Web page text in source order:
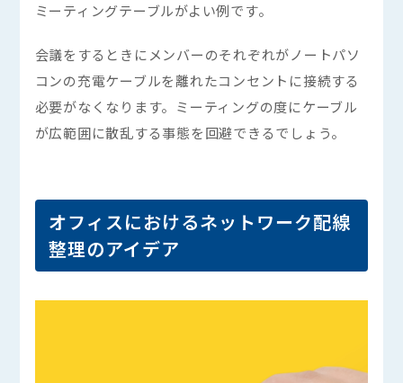
ミーティングテーブルがよい例です。
会議をするときにメンバーのそれぞれがノートパソ
コンの充電ケーブルを離れたコンセントに接続する
必要がなくなります。ミーティングの度にケーブル
が広範囲に散乱する事態を回避できるでしょう。
オフィスにおけるネットワーク配線
整理のアイデア